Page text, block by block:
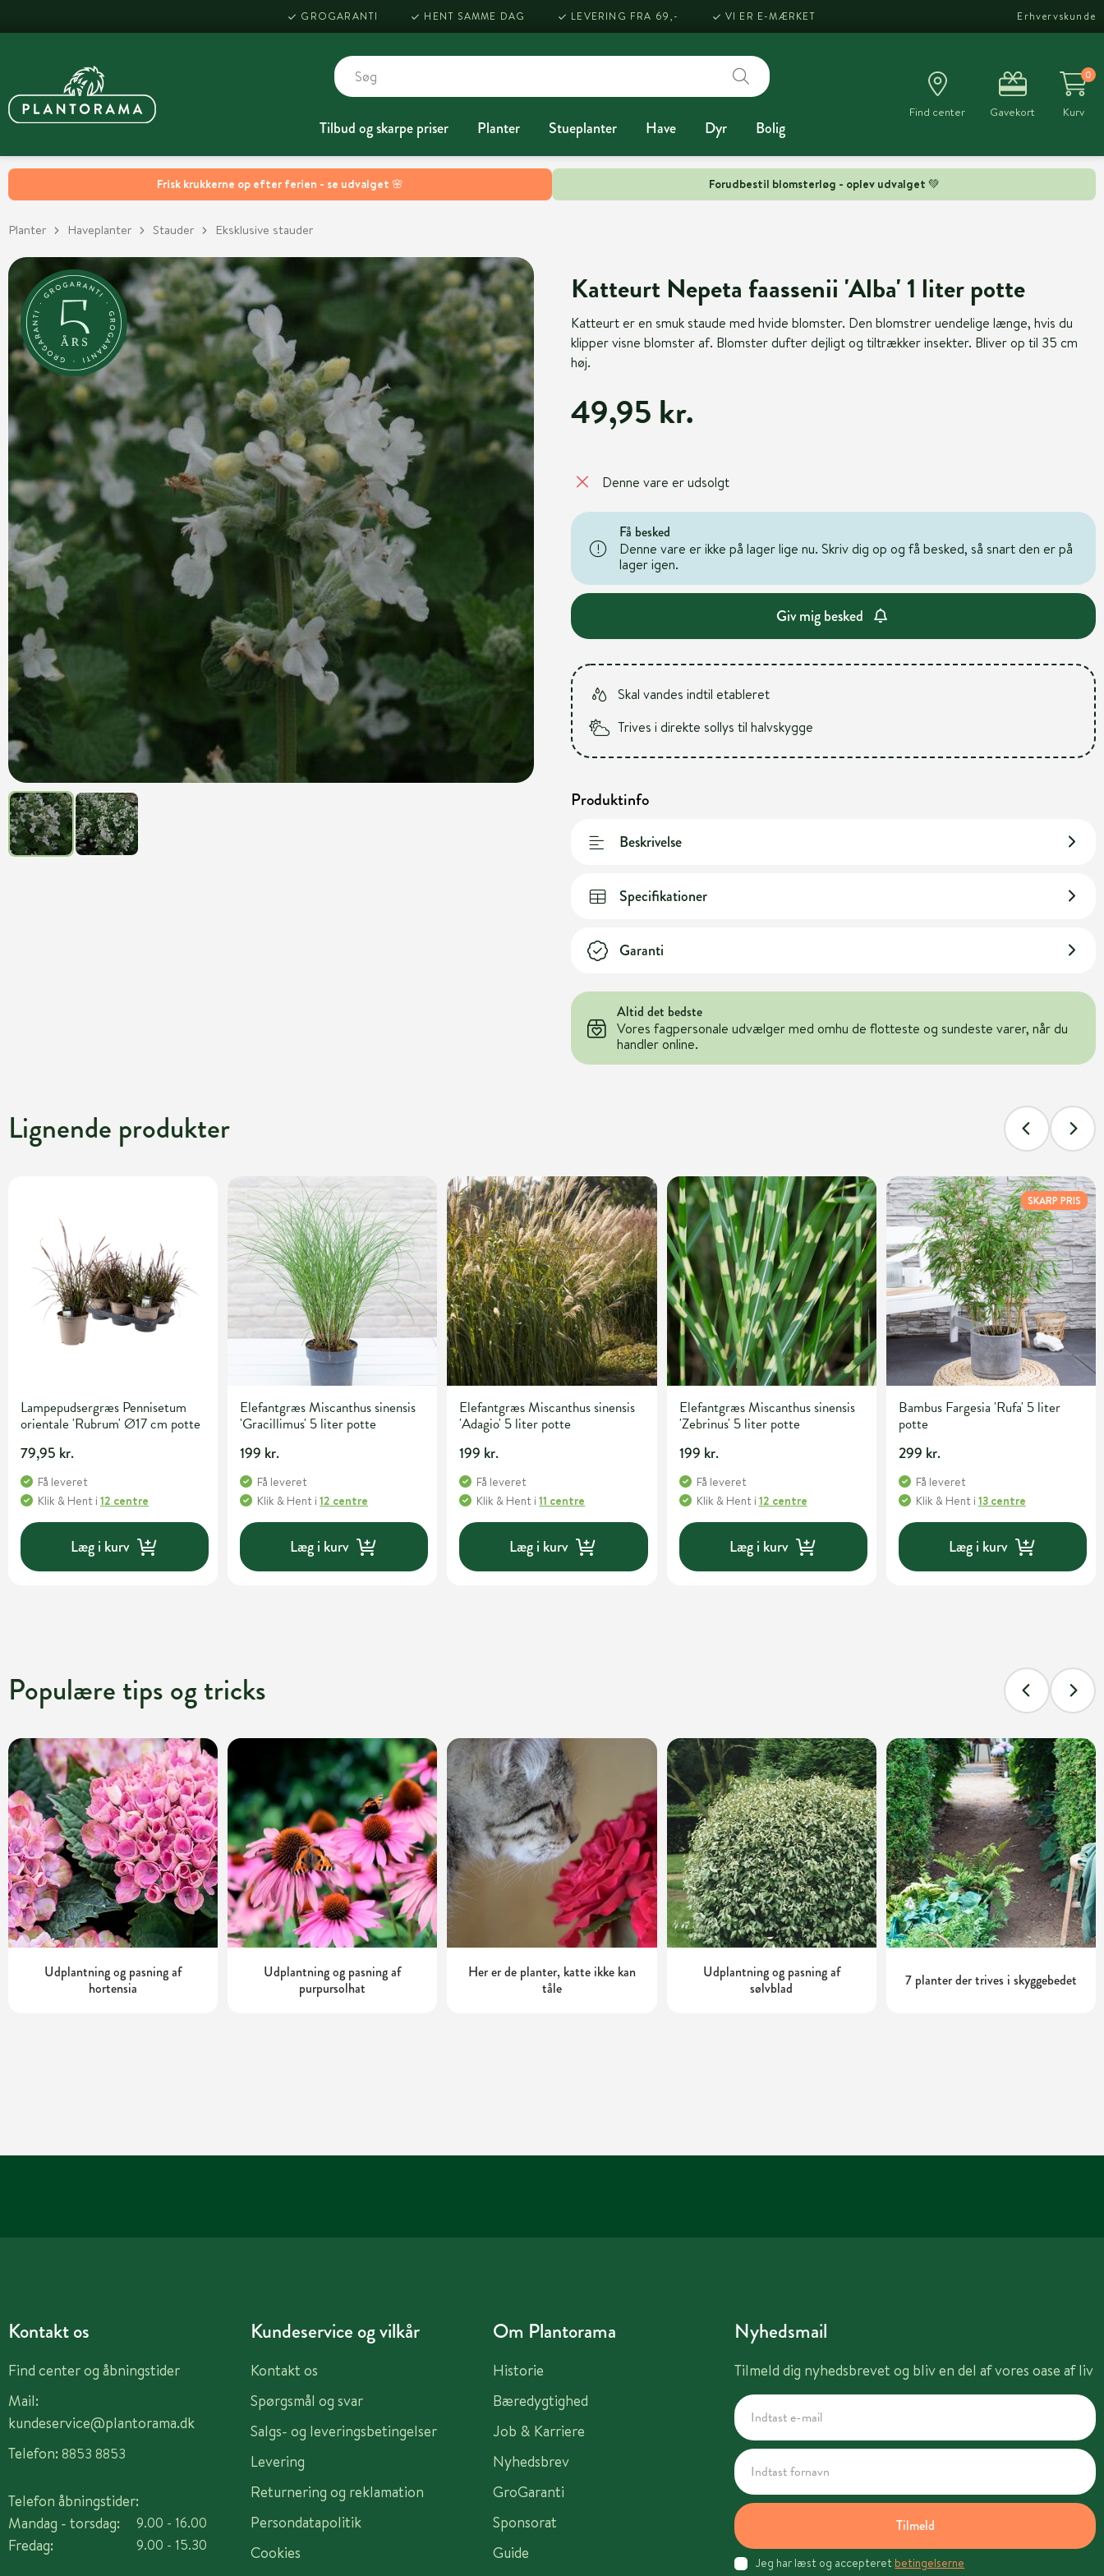
Frisk krukkerne op efter ferien - se udvalget 🌸 Forudbestil blomsterløg - oplev udvalget 💚
GROGARANTI HENT SAMME DAG LEVERING FRA 69,- VI ER E-MÆRKET Erhvervskunde
Tilbud og skarpe priser Planter Stueplanter Have Dyr Bolig
Find center Gavekort
0
Kurv
Planter Haveplanter Stauder Eksklusive stauder
Katteurt Nepeta faassenii 'Alba' 1 liter potte
Katteurt er en smuk staude med hvide blomster. Den blomstrer uendelige længe, hvis du
klipper visne blomster af. Blomster dufter dejligt og tiltrækker insekter. Bliver op til 35 cm
høj.
49,95 kr.
Denne vare er udsolgt
Få besked
Denne vare er ikke på lager lige nu. Skriv dig op og få besked, så snart den er på
lager igen.
Giv mig besked
Skal vandes indtil etableret
Trives i direkte sollys til halvskygge
Produktinfo
Beskrivelse
Specifikationer
Garanti
Altid det bedste
Vores fagpersonale udvælger med omhu de flotteste og sundeste varer, når du
handler online.
Lignende produkter
Lampepudsergræs Pennisetum
orientale 'Rubrum' Ø17 cm potte
79,95 kr.
Få leveret
Klik & Hent i 12 centre
Læg i kurv
Elefantgræs Miscanthus sinensis
'Gracillimus' 5 liter potte
199 kr.
Få leveret
Klik & Hent i12 centre
Læg i kurv
Elefantgræs Miscanthus sinensis
'Adagio' 5 liter potte
199 kr.
Få leveret
Klik & Hent i11 centre
Læg i kurv
Elefantgræs Miscanthus sinensis
'Zebrinus' 5 liter potte
199 kr.
Få leveret
Klik & Hent i 12 centre
Læg i kurv
SKARP PRIS
Bambus Fargesia 'Rufa' 5 liter
potte
299 kr.
Få leveret
Klik & Hent i 13 centre
Læg i kurv
Populære tips og tricks
Udplantning og pasning af
hortensia
Udplantning og pasning af
purpursolhat
Her er de planter, katte ikke kan
tåle
Udplantning og pasning af
sølvblad
7 planter der trives i skyggebedet
Kontakt os
Find center og åbningstider
Mail:
kundeservice@plantorama.dk
Telefon: 8853 8853
Telefon åbningstider:
Mandag - torsdag:
Fredag:
9.00 - 16.00
9.00 - 15.30
Kundeservice og vilkår
Kontakt os
Spørgsmål og svar
Salgs- og leveringsbetingelser
Levering
Returnering og reklamation
Persondatapolitik
Cookies
Om Plantorama
Historie
Bæredygtighed
Job & Karriere
Nyhedsbrev
GroGaranti
Sponsorat
Guide
Nyhedsmail
Tilmeld dig nyhedsbrevet og bliv en del af vores oase af liv
Tilmeld
Jeg har læst og accepteret betingelserne